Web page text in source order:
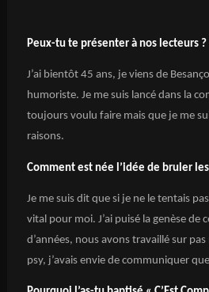
Peux-tu te présenter à nos lecteurs ?
J’ai bientôt 45 ans, je viens de
humoriste. Je me suis lancé dans la
toujours voulu faire mais que je me
raisons.
Comment est née l’idée de bruler
Je me suis dit que si je ne le tentais
vital pour moi. J’ai puisé la genèse
d’années, nous avons travaillé sur
psy, j’avais envie de communiquer